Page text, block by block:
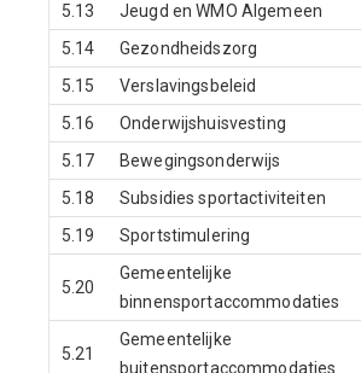
5.13
Jeugd en WMO Algemeen
5.14
Gezondheidszorg
5.15
Verslavingsbeleid
5.16
Onderwijshuisvesting
5.17
Bewegingsonderwijs
5.18
Subsidies sportactiviteiten
5.19
Sportstimulering
5.20
Gemeentelijke
binnensportaccommodaties
5.21
Gemeentelijke
buitensportaccommodaties